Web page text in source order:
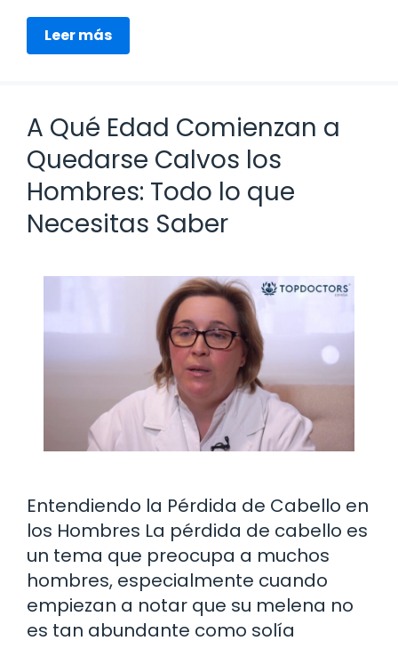
Leer más
A Qué Edad Comienzan a
Quedarse Calvos los
Hombres: Todo lo que
Necesitas Saber
Entendiendo la Pérdida de Cabello en
los Hombres La pérdida de cabello es
un tema que preocupa a muchos
hombres, especialmente cuando
empiezan a notar que su melena no
es tan abundante como solía